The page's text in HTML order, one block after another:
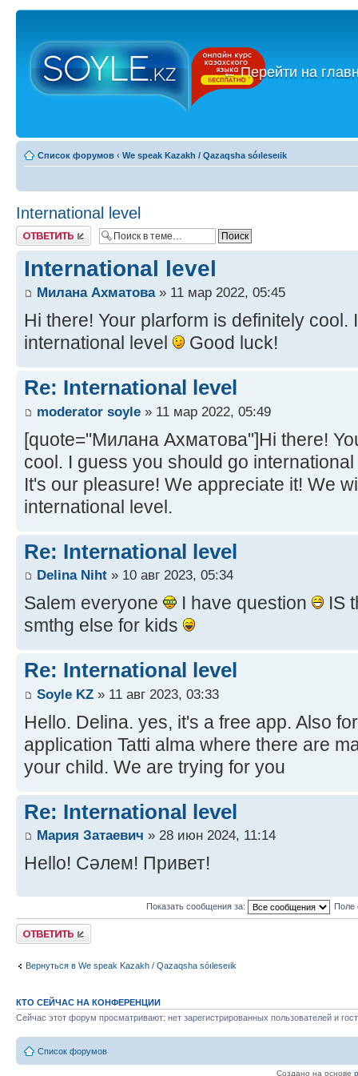
←Перейти на
Список форумов ‹ We speak Kazakh / Qazaqsha sóıleseıik
International level
Ответить
International level
Милана Ахматова» 11 мар 2022, 05:45
Hi there! Your plarform is definitely
international level
Good luck!
Re: International level
moderator soyle » 11 мар 2022, 05:49
[quote="Милана Ахматова"]Hi there!
cool. I guess you should go
It's our pleasure! We appreciate it! We
international level.
Re: International level
Delina Niht » 10 авг 2023, 05:34
Salem everyone I have question
IS
smthg else for kids
Re: International level
Soyle KZ » 11 авг 2023, 03:33
Hello. Delina. yes, it's a free app. Also
application Tatti alma where there are
your child. We are trying for you
Re: International level
Мария Затаевич » 28 июн 2024, 11:14
Hello! Сәлем! Привет!
Показать сообщения за: Поле
Ответить
Вернуться в We speak Kazakh / Qazaqsha sóıleseıik
КТО СЕЙЧАС НА КОНФЕРЕНЦИИ
Сейчас этот форум просматривают: нет зарегистрированных пользователей и
Список форумов
Создано на основе